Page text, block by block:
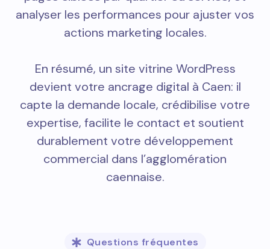
analyser les performances pour ajuster vos
actions marketing locales.
En résumé, un site vitrine WordPress
devient votre ancrage digital à Caen: il
capte la demande locale, crédibilise votre
expertise, facilite le contact et soutient
durablement votre développement
commercial dans l’agglomération
caennaise.
Questions fréquentes